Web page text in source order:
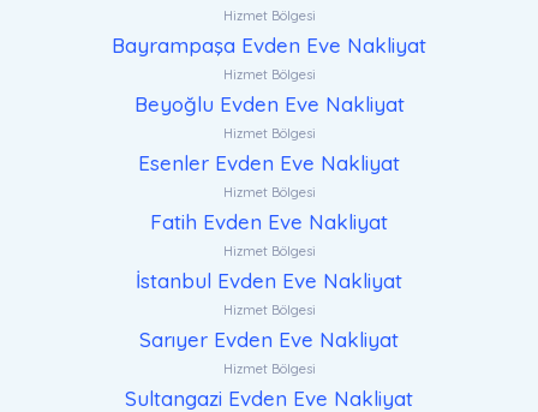
Hizmet Bölgesi
Bayrampaşa Evden Eve Nakliyat
Hizmet Bölgesi
Beyoğlu Evden Eve Nakliyat
Hizmet Bölgesi
Esenler Evden Eve Nakliyat
Hizmet Bölgesi
Fatih Evden Eve Nakliyat
Hizmet Bölgesi
İstanbul Evden Eve Nakliyat
Hizmet Bölgesi
Sarıyer Evden Eve Nakliyat
Hizmet Bölgesi
Sultangazi Evden Eve Nakliyat